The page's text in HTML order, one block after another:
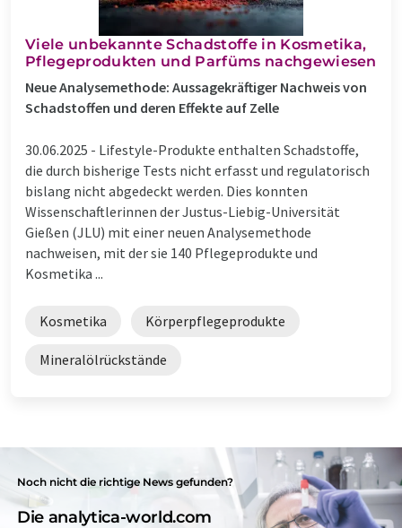
Viele unbekannte Schadstoffe in Kosmetika,
Pflegeprodukten und Parfüms nachgewiesen
Neue Analysemethode: Aussagekräftiger Nachweis von
Schadstoffen und deren Effekte auf Zelle
30.06.2025 - Lifestyle-Produkte enthalten Schadstoffe,
die durch bisherige Tests nicht erfasst und regulatorisch
bislang nicht abgedeckt werden. Dies konnten
Wissenschaftlerinnen der Justus-Liebig-Universität
Gießen (JLU) mit einer neuen Analysemethode
nachweisen, mit der sie 140 Pflegeprodukte und
Kosmetika ...
Kosmetika Körperpflegeprodukte
Mineralölrückstände
Noch nicht die richtige News gefunden?
Die analytica-world.com